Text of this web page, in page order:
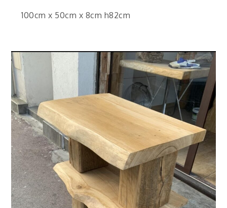
100cm x 50cm x 8cm h82cm